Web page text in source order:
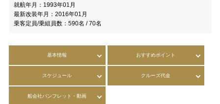
就航年月： 1993年01月
最新改装年月： 2016年01月
乗客定員/乗組員数： 590名 / 70名
基本情報 おすすめポイント
スケジュール クルーズ代金
船会社パンフレット・動画